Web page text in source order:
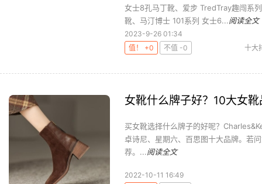
女士8孔马丁靴、爱步 TredTray趣闯系
靴、马汀博士 101系列 女士6...阅读全文
2023-9-26 01:34
值！ +0
不值 -0 十大
女靴什么牌子好？10大女
买女靴选择什么牌子的好呢？
卓诗尼、星期六、百思图十大品牌。若
荐。...阅读全文
2022-10-11 16:49